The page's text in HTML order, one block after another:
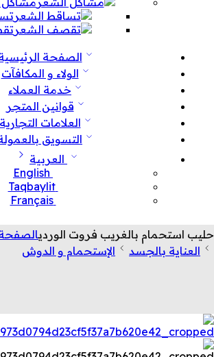
الصفحة
الولاء و المكافآت
خدمة العملاء
قوانين المتجر
العلامات التجارية
التسويق
العربية
English
Taqbaylit
Français
حليب استحمام بالغريب فروت الورديالصفحة
العناية بالجسد
الإستحمام و الدوش